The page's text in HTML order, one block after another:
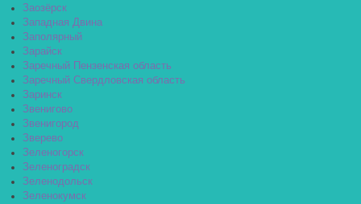
Заозёрск
Западная Двина
Заполярный
Зарайск
Заречный Пензенская область
Заречный Свердловская область
Заринск
Звенигово
Звенигород
Зверево
Зеленогорск
Зеленоградск
Зеленодольск
Зеленокумск